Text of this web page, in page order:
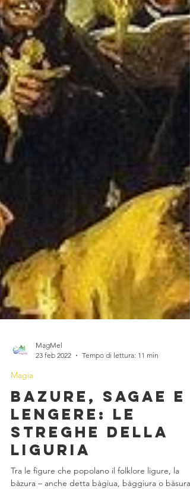
MagMel
23 feb 2022
Tempo di lettura: 11 min
Magia
Bazure, sagae e
lengere: le